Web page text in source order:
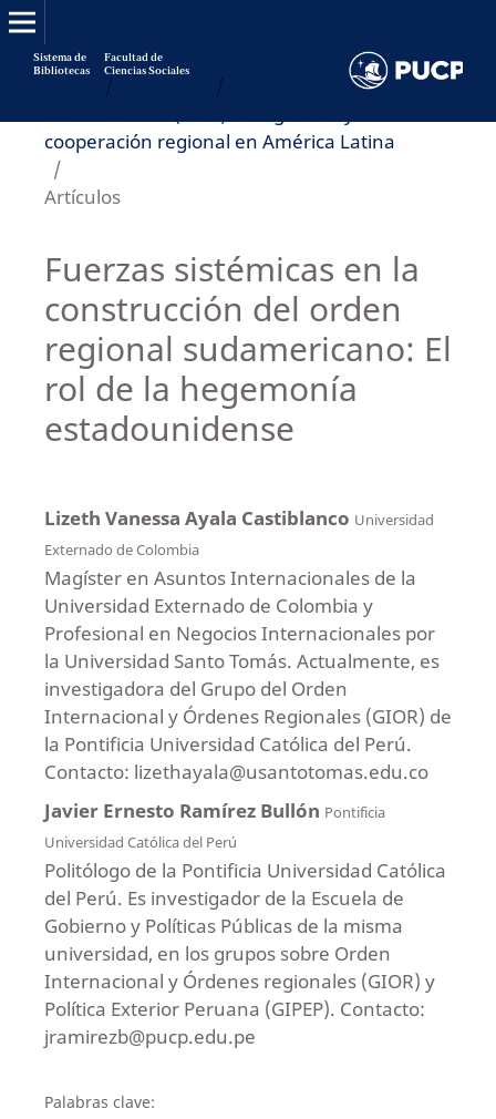
Sistema de
Bibliotecas
Facultad de
Ciencias Sociales
/
/
cooperación regional en América Latina
/
Artículos
Fuerzas sistémicas en la
construcción del orden
regional sudamericano: El
rol de la hegemonía
estadounidense
Lizeth Vanessa Ayala Castiblanco Universidad
Externado de Colombia
Magíster en Asuntos Internacionales de la
Universidad Externado de Colombia y
Profesional en Negocios Internacionales por
la Universidad Santo Tomás. Actualmente, es
investigadora del Grupo del Orden
Internacional y Órdenes Regionales (GIOR) de
la Pontificia Universidad Católica del Perú.
Contacto: lizethayala@usantotomas.edu.co
Javier Ernesto Ramírez Bullón Pontificia
Universidad Católica del Perú
Politólogo de la Pontificia Universidad Católica
del Perú. Es investigador de la Escuela de
Gobierno y Políticas Públicas de la misma
universidad, en los grupos sobre Orden
Internacional y Órdenes regionales (GIOR) y
Política Exterior Peruana (GIPEP). Contacto:
jramirezb@pucp.edu.pe
Palabras clave: